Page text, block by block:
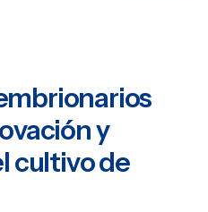
y
cultivo de